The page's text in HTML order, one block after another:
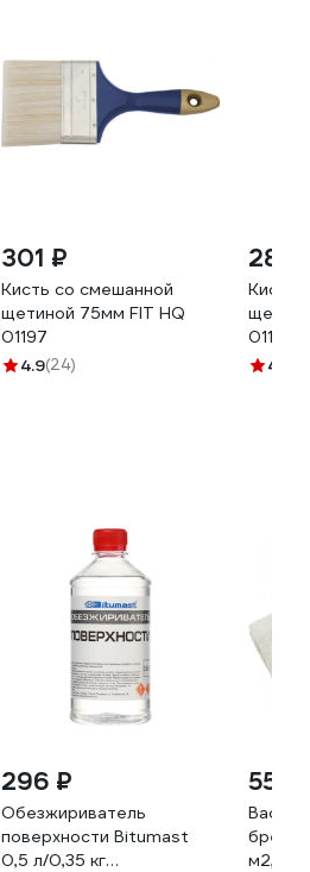
301 ₽
Кисть со смешанной
щетиной 75мм FIT HQ
01197
4.9(24)
289
Кисть
01198
4.9
296 ₽
Обезжириватель
поверхности Bitumast
0,5 л/0,35 кг
555
м2,